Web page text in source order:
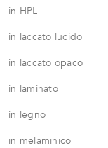
in HPL
in laccato lucido
in laccato opaco
in laminato
in legno
in melaminico